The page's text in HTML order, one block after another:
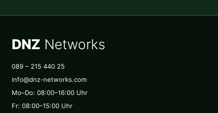
DNZ Networks
089 – 215 440 25
info@dnz-networks.com
Mo–Do: 08:00–16:00 Uhr
Fr: 08:00–15:00 Uhr